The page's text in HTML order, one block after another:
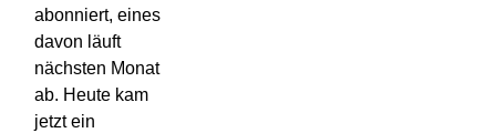
abonniert, eines
davon läuft
nächsten Monat
ab. Heute kam
jetzt ein